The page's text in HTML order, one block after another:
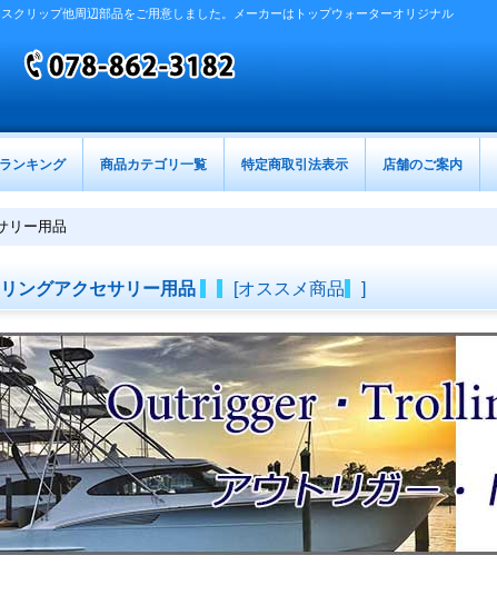
クリップ他周辺部品をご用意しました。メーカーはトップウォーターオリジナル
ンキング 商品カテゴリ一覧 特定商取引法表示 店舗のご案内
リー用品
ングアクセサリー用品 [オススメ商品 ]